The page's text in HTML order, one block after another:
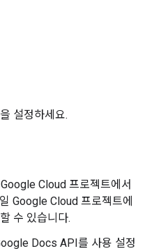
설정하세요.
Cloud 프로젝트에서
Google Cloud 프로젝트에
수 있습니다.
Docs API를 사용 설정